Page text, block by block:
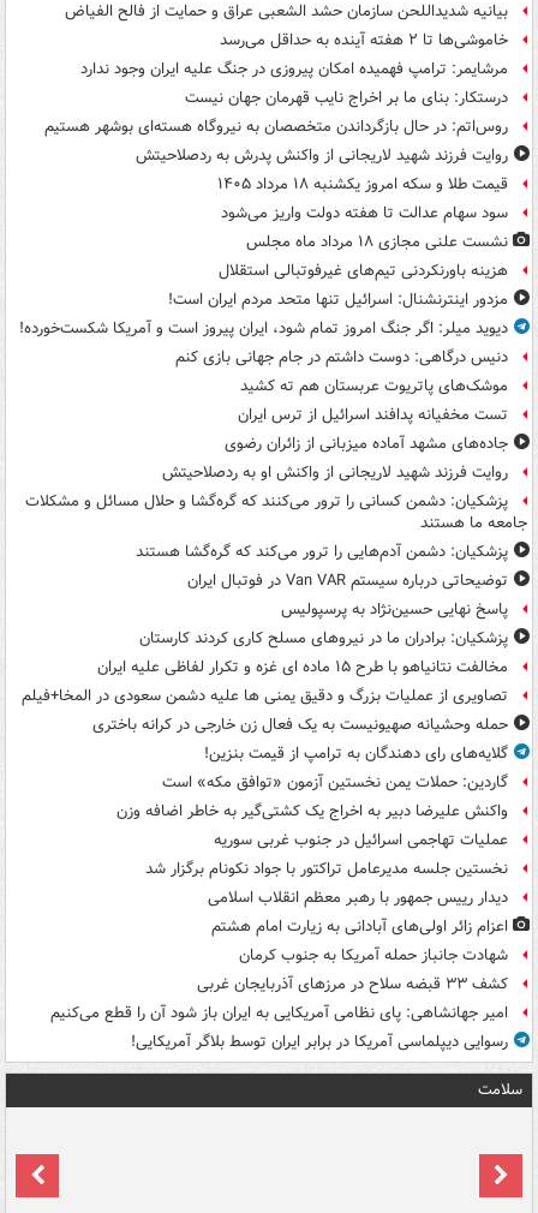
بیانیه شدیداللحن سازمان حشد الشعبی عراق و حمایت از فالح الفیاض
خاموشی‌ها تا ۲ هفته آینده به حداقل می‌رسد
مرشایمر: ترامپ فهمیده امکان پیروزی در جنگ علیه ایران وجود ندارد
درستکار: بنای ما بر اخراج نایب قهرمان جهان نیست
روس‌اتم: در حال بازگرداندن متخصصان به نیروگاه هسته‌ای بوشهر هستیم
روایت فرزند شهید لاریجانی از واکنش پدرش به ردصلاحیتش
قیمت طلا و سکه امروز یکشنبه ۱۸ مرداد ۱۴۰۵
سود سهام عدالت تا هفته دولت واریز می‌شود
نشست علنی مجازی ۱۸ مرداد ماه مجلس
هزینه باورنکردنی تیم‌های غیرفوتبالی استقلال
مزدور اینترنشنال: اسرائیل تنها متحد مردم ایران است!
دیوید میلر: اگر جنگ امروز تمام شود، ایران پیروز است و آمریکا شکست‌خورده!
دنیس درگاهی: دوست داشتم در جام جهانی بازی کنم
موشک‌های پاتریوت عربستان هم ته‌ کشید
تست مخفیانه پدافند اسرائیل از ترس ایران
جاده‌های مشهد آماده میزبانی از زائران رضوی
روایت فرزند شهید لاریجانی از واکنش او به ردصلاحیتش
پزشکیان: دشمن کسانی را ترور می‌کنند که گره‌گشا و حلال مسائل و مشکلات
جامعه ما هستند
پزشکیان: دشمن آدم‌هایی را ترور می‌کند که گره‌گشا هستند
توضیحاتی درباره سیستم Van VAR در فوتبال ایران
پاسخ نهایی حسین‌نژاد به پرسپولیس
پزشکیان: برادران ما در نیروهای مسلح کاری کردند کارستان
مخالفت نتانیاهو با طرح ۱۵ ماده ای غزه و تکرار لفاظی علیه ایران
تصاویری از عملیات بزرگ و دقیق یمنی ها علیه دشمن سعودی در المخا+فیلم
حمله وحشیانه صهیونیست به یک فعال زن خارجی در کرانه باختری
گلایه‌های رای دهندگان به ترامپ از قیمت بنزین!
گاردین: حملات یمن نخستین آزمون «توافق مکه» است
واکنش علیرضا دبیر به اخراج یک کشتی‌گیر به خاطر اضافه وزن
عملیات تهاجمی اسرائیل در جنوب غربی سوریه
نخستین جلسه مدیرعامل تراکتور با جواد نکونام برگزار شد
دیدار رییس جمهور با رهبر معظم انقلاب اسلامی
اعزام زائر اولی‌های آبادانی به زیارت امام هشتم
شهادت جانباز حمله آمریکا به جنوب کرمان
کشف ۳۳ قبضه سلاح در مرزهای آذربایجان غربی
امیر جهانشاهی: پای نظامی آمریکایی به ایران باز شود آن را قطع می‌کنیم
رسوایی دیپلماسی آمریکا در برابر ایران توسط بلاگر آمریکایی!
سلامت